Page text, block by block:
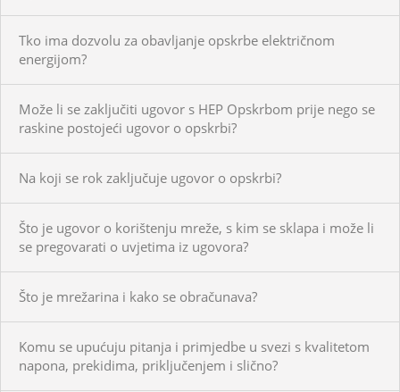
Tko ima dozvolu za obavljanje opskrbe električnom
energijom?
Može li se zaključiti ugovor s HEP Opskrbom prije nego se
raskine postojeći ugovor o opskrbi?
Na koji se rok zaključuje ugovor o opskrbi?
Što je ugovor o korištenju mreže, s kim se sklapa i može li
se pregovarati o uvjetima iz ugovora?
Što je mrežarina i kako se obračunava?
Komu se upućuju pitanja i primjedbe u svezi s kvalitetom
napona, prekidima, priključenjem i slično?